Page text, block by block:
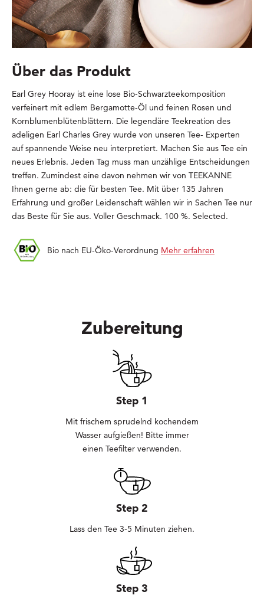
Über das Produkt
Earl Grey Hooray ist eine lose Bio-Schwarzteekomposition
verfeinert mit edlem Bergamotte-Öl und feinen Rosen und
Kornblumenblütenblättern. Die legendäre Teekreation des
adeligen Earl Charles Grey wurde von unseren Tee- Experten
auf spannende Weise neu interpretiert. Machen Sie aus Tee ein
neues Erlebnis. Jeden Tag muss man unzählige Entscheidungen
treffen. Zumindest eine davon nehmen wir von TEEKANNE
Ihnen gerne ab: die für besten Tee. Mit über 135 Jahren
Erfahrung und großer Leidenschaft wählen wir in Sachen Tee nur
das Beste für Sie aus. Voller Geschmack. 100 %. Selected.
Bio nach EU-Öko-Verordnung Mehr erfahren
Zubereitung
Step 1
Mit frischem sprudelnd kochendem
Wasser aufgießen! Bitte immer
einen Teefilter verwenden.
Step 2
Lass den Tee 3-5 Minuten ziehen.
Step 3